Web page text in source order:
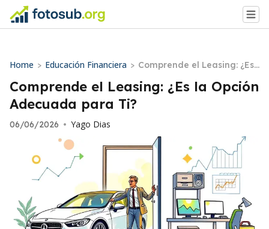
Home > Educación Financiera > Comprende el Leasing: ¿Es l
a Opción Adecuada para T
i?
Comprende el Leasing: ¿Es la Opción
Adecuada para Ti?
06/06/2026 • Yago Dias